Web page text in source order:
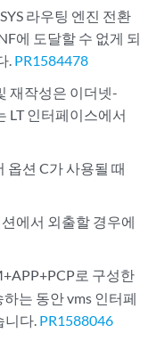
라우팅 엔진 전환
에 도달할 수 없게 되
. PR1584478
재작성은 이더넷-
LT 인터페이스에서
옵션 C가 사용될 때
에서 외출할 경우에
로 구성한
는 동안 vms 인터페
니다. PR1588046